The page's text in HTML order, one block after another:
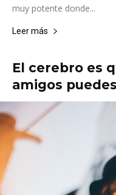
muy potente donde...
Leer más
El cerebro es
amigos